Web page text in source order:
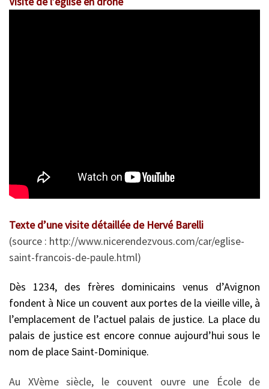
Texte d’une visite détaillée de Hervé Barelli
(source : http://www.nicerendezvous.com/car/eglise-
saint-francois-de-paule.html)
Dès 1234, des frères dominicains venus d’Avignon
fondent à Nice un couvent aux portes de la vieille ville, à
l’emplacement de l’actuel palais de justice. La place du
palais de justice est encore connue aujourd’hui sous le
nom de place Saint-Dominique.
Au XVème siècle, le couvent ouvre une École de